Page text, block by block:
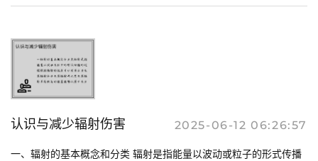
认识与减少辐射伤害 2025-06-12 06:26:57
一、辐射的基本概念和分类 辐射是指能量以波动或粒子的形式传播